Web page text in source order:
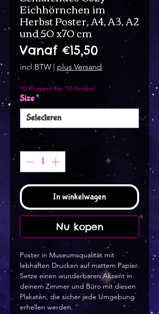
Eichhörnchen im
Herbst Poster, A4, A3, A2
und 50 x70 cm
Vanaf €15,50
incl.BTW| plus Versand
10 Prozent für 10 Artikel
Size*
Aantal
In winkelwagen
Nu kopen
Poster in Museumsqualität mit
lebhaften Drucken auf mattem Papier.
Setze einen wunderbaren Akzent in
deinem Zimmer und Büro mit diesen
Plakaten, die sicher jede Umgebung
erhellen werden.